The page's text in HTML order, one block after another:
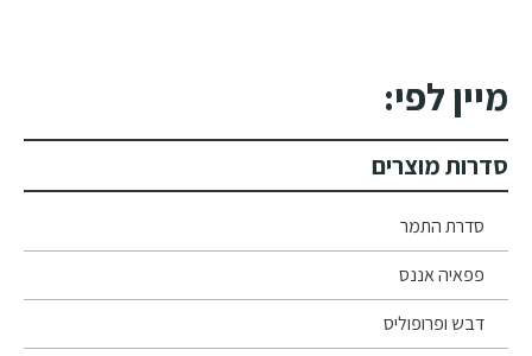
מיין לפי:
סדרות מוצרים
סדרת התמר
פפאיה אננס
דבש ופרופוליס